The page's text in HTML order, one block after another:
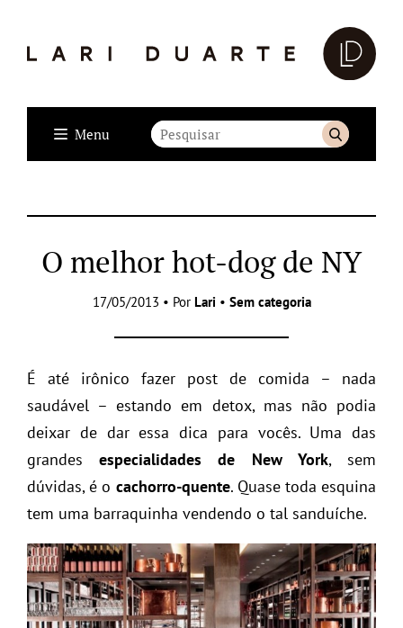
Menu
O melhor hot-dog de NY
17/05/2013 • Por Lari • Sem categoria
É até irônico fazer post de comida – nada
saudável – estando em detox, mas não podia
deixar de dar essa dica para vocês. Uma das
grandesespecialidades de New York, sem
dúvidas, é o cachorro-quente. Quase toda esquina
tem uma barraquinha vendendo o tal sanduíche.